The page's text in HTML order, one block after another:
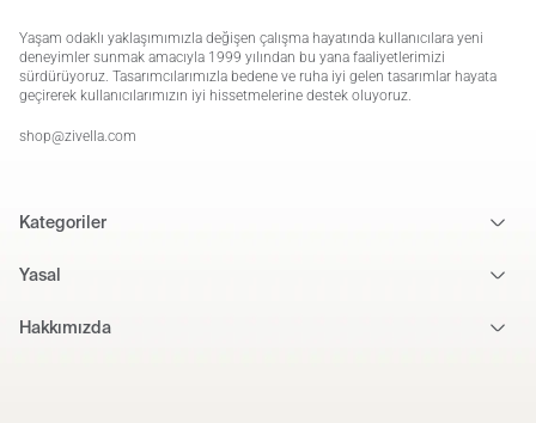
Yaşam odaklı yaklaşımımızla değişen çalışma hayatında kullanıcılara yeni
deneyimler sunmak amacıyla 1999 yılından bu yana faaliyetlerimizi
sürdürüyoruz. Tasarımcılarımızla bedene ve ruha iyi gelen tasarımlar hayata
geçirerek kullanıcılarımızın iyi hissetmelerine destek oluyoruz.
shop@zivella.com
Kategoriler
Yasal
Hakkımızda